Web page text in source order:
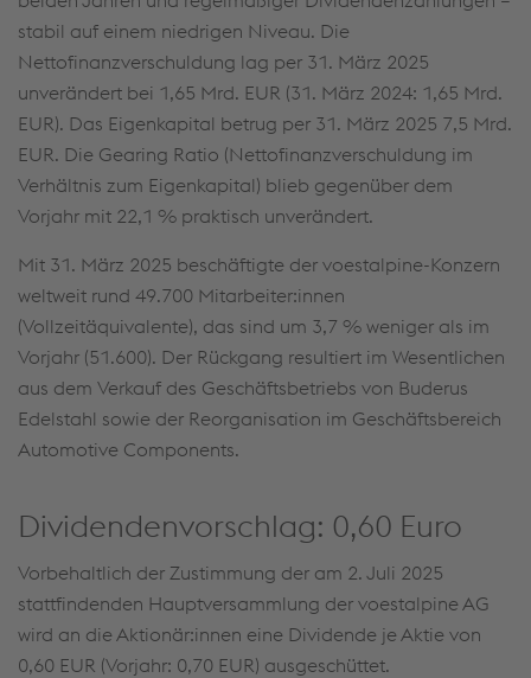
stabil auf einem niedrigen Niveau. Die
Nettofinanzverschuldung lag per 31. März 2025
unverändert bei 1,65 Mrd. EUR (31. März 2024: 1,65 Mrd.
EUR). Das Eigenkapital betrug per 31. März 2025 7,5 Mrd.
EUR. Die Gearing Ratio (Nettofinanzverschuldung im
Verhältnis zum Eigenkapital) blieb gegenüber dem
Vorjahr mit 22,1 % praktisch unverändert.
Mit 31. März 2025 beschäftigte der voestalpine-Konzern
weltweit rund 49.700 Mitarbeiter:innen
(Vollzeitäquivalente), das sind um 3,7 % weniger als im
Vorjahr (51.600). Der Rückgang resultiert im Wesentlichen
aus dem Verkauf des Geschäftsbetriebs von Buderus
Edelstahl sowie der Reorganisation im Geschäftsbereich
Automotive Components.
Dividendenvorschlag: 0,60 Euro
Vorbehaltlich der Zustimmung der am 2. Juli 2025
stattfindenden Hauptversammlung der voestalpine AG
wird an die Aktionär:innen eine Dividende je Aktie von
0,60 EUR (Vorjahr: 0,70 EUR) ausgeschüttet.